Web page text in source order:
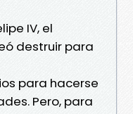
IV, el
destruir para
para hacerse
Pero, para